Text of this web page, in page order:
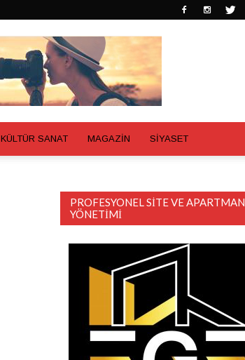
KÜLTÜR SANAT MAGAZİN SİYASET
PROFESYONEL SITE VE APARTMAN
YÖNETIMI